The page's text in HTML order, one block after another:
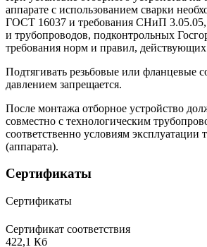
аппарате с использованием сварки
ГОСТ 16037 и требования СНиП 3.05.05,
и трубопроводов, подконтрольных
требования норм и правил, действующих
Подтягивать резьбовые или фланцевые
давлением запрещается.
После монтажа отборное устройство
совместно с технологическим
соответственно условиям эксплуатации
(аппарата).
Сертификаты
Сертификаты
Сертификат соответствия
422,1 Кб